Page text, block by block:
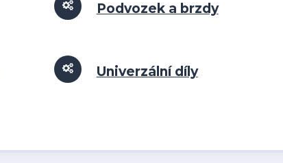
Podvozek a brzdy
Univerzální díly